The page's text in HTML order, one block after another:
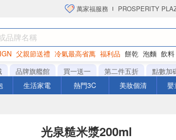
萬家福服務 PROSPERITY
父親節送禮 冷氣最高省萬 福利品 餅乾 泡麵 飲料
洋芋片
品牌旗艦館 買一送一 第二件五折 點數加
生活家電 熱門3C 美妝個清 嬰
光泉糙米漿200ml